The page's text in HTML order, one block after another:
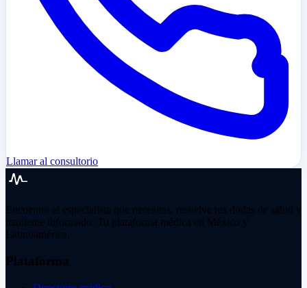
Llamar al consultorio
Encuentra al especialista que necesitas, resuelve tus dudas de salud y
mantente informado. Tu plataforma médica en México y
Latinoamérica.
Plataforma